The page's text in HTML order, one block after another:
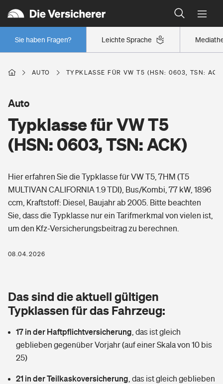
Leichte Sprache
Sie haben Fragen?
Wer versichert was: Jetzt Versicherer finden
Regionalklassen: So ist Ihre Region eingestuft
Wer versichert was: Jetzt Versicherer finden
Berufsunfähigkeitsversicherung
Erwerbsunfähigkeitsversicherung
Grundfähigkeitsversicherung
Arbeitsrechtsschutz
Berufshaftpflichtversicherung
Zur Übersicht
Tools
Wer versichert was: Jetzt Versicherer finden
Sie haben Fragen?
Wohnen
Elementarversicherung
Glasversicherung
Mietkautionsversicherung
Restkreditversicherung
Freizeit
Pri­vate Haft­pflicht­
Kinderunfall­ver­si­che­rung
Kinderinvalidität
Gesundheit
Private Krankenversicherung
Dread-Disease-Versicherung
Tierkrankenversicherung
Zur Übersicht
AUTO TYPKLASSE FÜR VW T5 (HSN: 0603, TSN:
Typklasse für VW T5
(HSN: 0603, TSN: ACK)
Auto
Hier erfahren Sie die Typklasse für VW T5, 7HM (T5
MULTIVAN CALIFORNIA 1.9 TDI), Bus/Kombi, 77 kW, 1896
ccm, Kraftstoff: Diesel, Baujahr ab 2005. Bitte beachten
Sie, dass die Typklasse nur ein Tarifmerkmal von vielen ist,
um den Kfz-Versicherungsbeitrag zu berechnen.
08.04.2026
Das sind die aktuell gültigen
Typklassen für das Fahrzeug:
17 in der Haftpflichtversicherung das ist gleich
geblieben gegenüber Vorjahr (auf einer Skala von 10 bis
25)
21 in der Teilkaskoversicherung das ist gleich geblieben